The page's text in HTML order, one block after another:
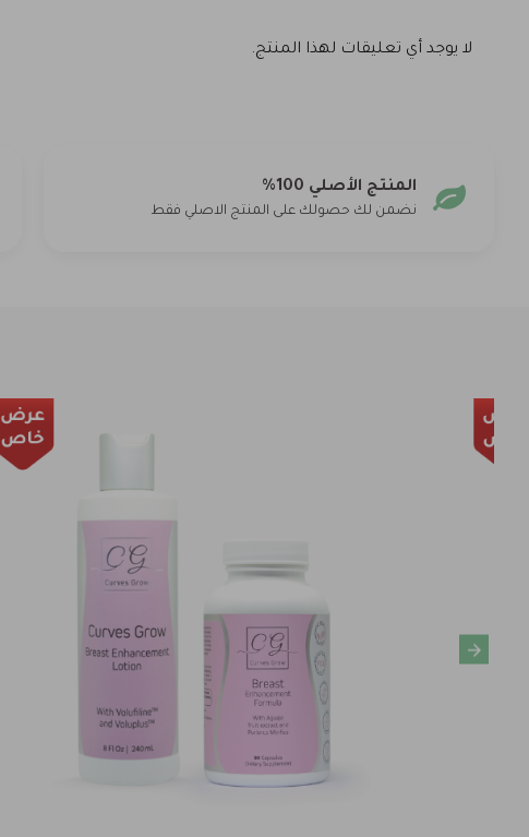
لا يوجد أي تعليقات لهذا المنتج.
المنتج الأصلي 100%
نضمن لك حصولك على المنتج الاصلي فقط